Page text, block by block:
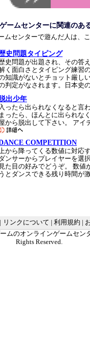
ームセンターに関連のあ
ムセンターで遊んだ人は、
史問題タイピング
史問題が出題され、その答
く面白さとタイピング練習
知識がないとチョット厳し
判定がなされます。日本史
出少年
入ったら出られなくなると言
まったら、ほんとに出られな
から脱出して下さい。 アイ
COMPETITION
から降ってくる数値に対応
ンサーからプレイヤーを選
見た目の好みでどうぞ。 数値
うとダンスできる残り時間が
リンクについて 利用規約
ムのオンラインゲームセン
Rights Reserved.